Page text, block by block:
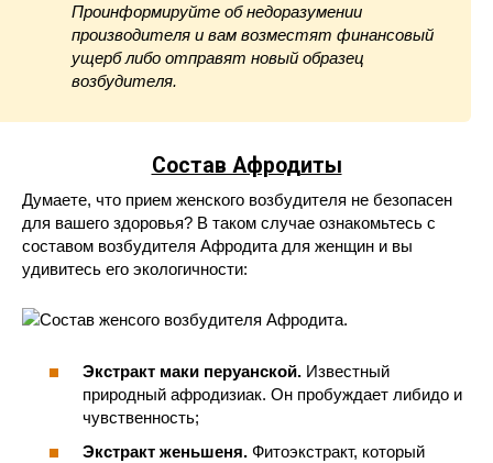
Проинформируйте об недоразумении
производителя и вам возместят финансовый
ущерб либо отправят новый образец
возбудителя.
Состав Афродиты
Думаете, что прием женского возбудителя не безопасен
для вашего здоровья? В таком случае ознакомьтесь с
составом возбудителя Афродита для женщин и вы
удивитесь его экологичности:
Экстракт маки перуанской. Известный
природный афродизиак. Он пробуждает либидо и
чувственность;
Экстракт женьшеня. Фитоэкстракт, который